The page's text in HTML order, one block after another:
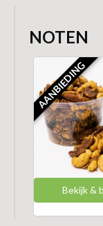
NOTEN
AANBIEDING
Bekijk &